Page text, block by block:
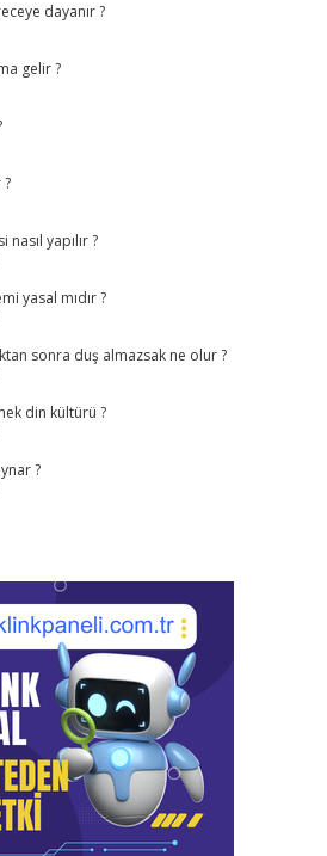
dayanır ?
gelir ?
yapılır ?
yasal mıdır ?
sonra duş almazsak ne olur ?
din kültürü ?
?